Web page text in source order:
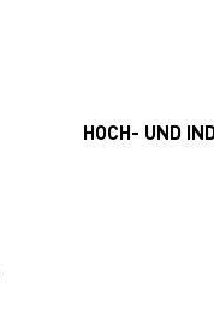
HOCH- UND